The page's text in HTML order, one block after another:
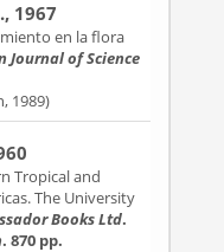
1967
en la flora
Journal of Science
1989)
Tropical and
The University
Books Ltd.
. 870 pp.